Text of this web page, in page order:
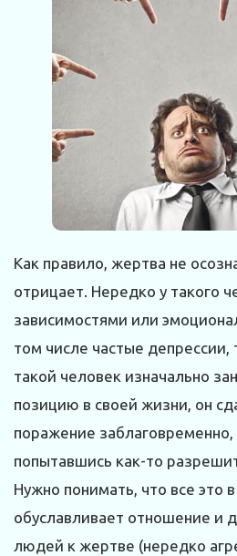
Как правило, жертва не
отрицает. Нередко у такого
зависимостями или
том числе частые депрессии,
такой человек изначально
позицию в своей жизни, он
поражение
попытавшись как-то
Нужно понимать, что все это
обуславливает отношение и
людей к жертве (нередко